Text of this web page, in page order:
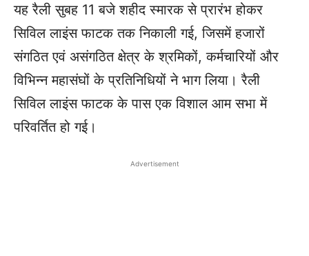
यह रैली सुबह 11 बजे शहीद स्मारक से प्रारंभ होकर
सिविल लाइंस फाटक तक निकाली गई, जिसमें हजारों
संगठित एवं असंगठित क्षेत्र के श्रमिकों, कर्मचारियों और
विभिन्न महासंघों के प्रतिनिधियों ने भाग लिया। रैली
सिविल लाइंस फाटक के पास एक विशाल आम सभा में
परिवर्तित हो गई।
Advertisement